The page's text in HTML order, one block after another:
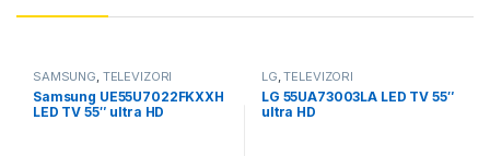
SAMSUNG, TELEVIZORI
Samsung UE55U7022FKXXH
LED TV 55″ ultra HD
LG,TELEVIZORI
LG 55UA73003LA LED TV 55″
ultra HD